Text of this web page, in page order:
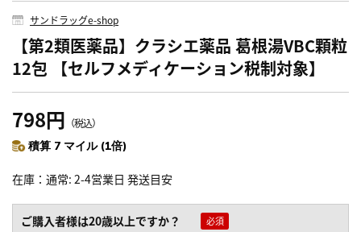
サンドラッグe-shop
【第2類医薬品】クラシエ薬品 葛根湯VBC顆粒
12包 【セルフメディケーション税制対象】
798円 （税込）
積算 7 マイル (1倍)
在庫 通常: 2-4営業日 発送目安
ご購入者様は20歳以上ですか？